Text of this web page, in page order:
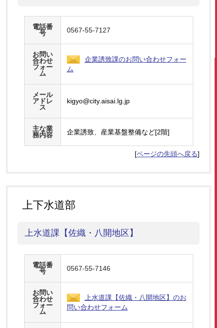
電話番
号
0567-55-7127
お問い
合わせ
フォー
ム
企業誘致課のお問い合わせフォー
ム
メール
アドレ
ス
kigyo@city.aisai.lg.jp
主な業
務内容
企業誘致、産業基盤整備など[2階]
[ページの先頭へ戻る]
上下水道部
上水道課【佐織・八開地区】
電話番
号
0567-55-7146
お問い
合わせ
フォー
ム
上水道課【佐織・八開地区】のお
問い合わせフォーム